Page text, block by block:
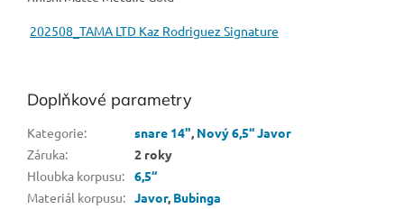
202508_TAMA LTD Kaz Rodriguez Signature
Doplňkové parametry
Kategorie: snare 14" Nový 6,5“ Javor
Záruka:
2 roky
Hloubka korpusu:
6,5“
Materiál korpusu: Javor, Bubinga